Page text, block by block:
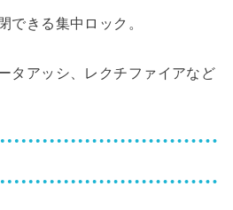
できる集中ロック。
タアッシ、レクチファイアなど